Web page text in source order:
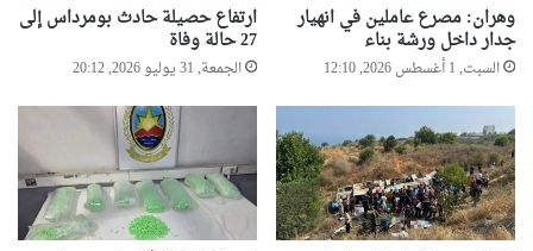
وهران: مصرع عاملين في انهيار
جدار داخل ورشة بناء
السبت, 1 أغسطس 2026, 12:10
ارتفاع حصيلة حادث بومرداس إلى
27 حالة وفاة
الجمعة, 31 يوليو 2026, 20:12